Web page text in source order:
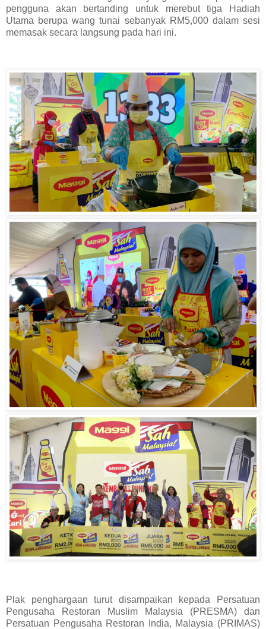
pengguna akan bertanding untuk merebut tiga Hadiah
Utama berupa wang tunai sebanyak RM5,000 dalam sesi
memasak secara langsung pada hari ini.
Plak penghargaan turut disampaikan kepada Persatuan
Pengusaha Restoran Muslim Malaysia (PRESMA) dan
Persatuan Pengusaha Restoran India, Malaysia (PRIMAS)